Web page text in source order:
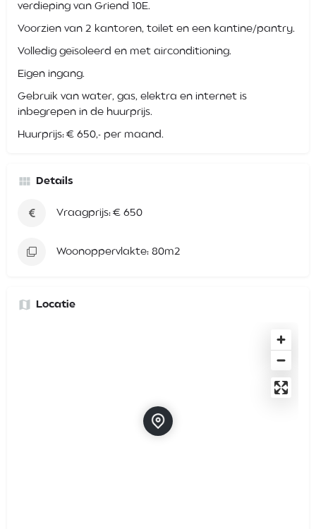
verdieping van Griend 10E.
Voorzien van 2 kantoren, toilet en een kantine/pantry.
Volledig geïsoleerd en met airconditioning.
Eigen ingang.
Gebruik van water, gas, elektra en internet is
inbegrepen in de huurprijs.
Huurprijs: € 650,- per maand.
Details
Vraagprijs: € 650
Woonoppervlakte: 80m2
Locatie